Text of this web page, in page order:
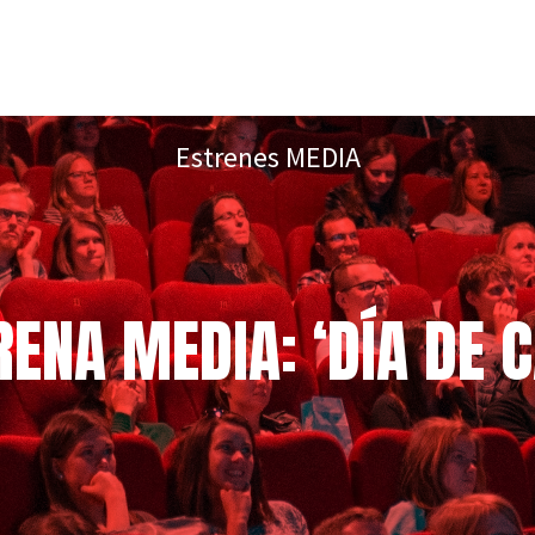
Estrenes MEDIA
MEDIA: ‘DÍA DE